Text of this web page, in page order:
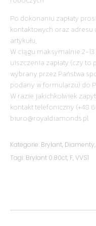
Po dokonaniu zapłaty
kontaktowych oraz adresu
artykułu,
W ciągu maksymalnie 2-
uiszczenia zapłaty (czy to
wybrany przez Państwa
podany w formularzu) do
W razie jakichkolwiek
kontakt telefoniczny (+48
biuro@royaldiamonds.pl
Kategorie: Brylant, Diamenty,
Tagi: Brylant 0.80ct, F,VVS1